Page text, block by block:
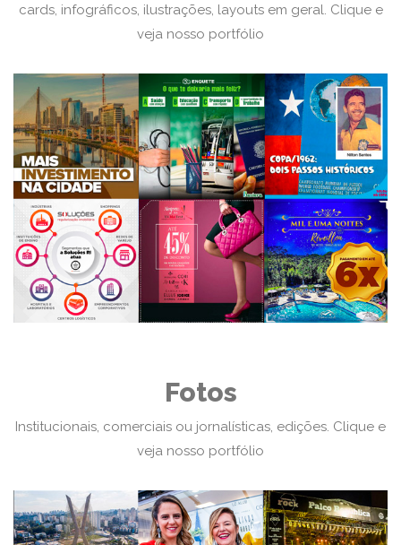
cards, infográficos, ilustrações, layouts em geral. Clique e
veja nosso portfólio
Fotos
Institucionais, comerciais ou jornalísticas, edições. Clique e
veja nosso portfólio